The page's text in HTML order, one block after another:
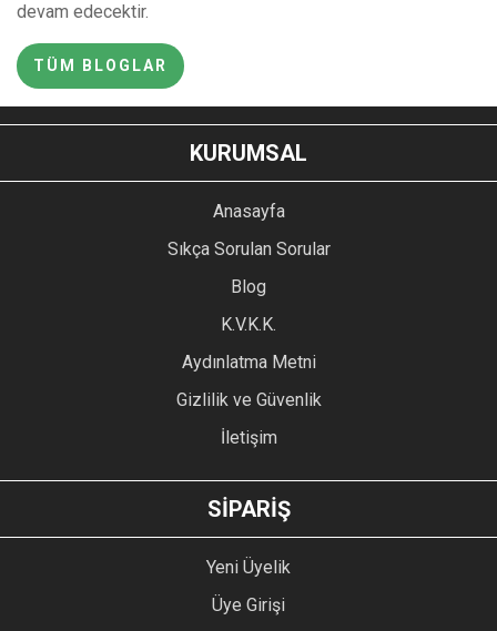
devam edecektir.
TÜM BLOGLAR
KURUMSAL
Anasayfa
Sıkça Sorulan Sorular
Blog
K.V.K.K.
Aydınlatma Metni
Gizlilik ve Güvenlik
İletişim
SİPARİŞ
Yeni Üyelik
Üye Girişi